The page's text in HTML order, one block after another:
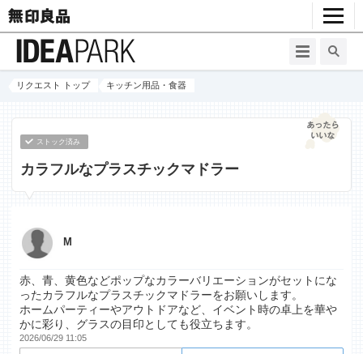
リクエスト トップ キッチン用品・食器
ストック済み
カラフルなプラスチックマドラー
M
赤、青、黄色などポップなカラーバリエーションがセットにな
ったカラフルなプラスチックマドラーをお願いします。
ホームパーティーやアウトドアなど、イベント時の卓上を華や
かに彩り、グラスの目印としても役立ちます。
2026/06/29 11:05